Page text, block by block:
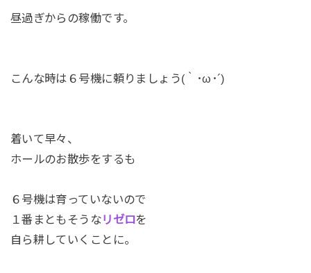
昼過ぎからの稼働です。
こんな時は６号機に頼りましょう(｀･ω･´)
着いて早々、
ホールのお散歩をするも
６号機は育っていないので
１番まともそうなリゼロを
自ら耕していくことに。